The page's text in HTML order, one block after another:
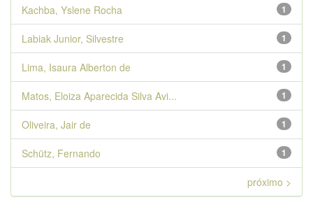
1
Kachba, Yslene Rocha
1
Labiak Junior, Silvestre
1
Lima, Isaura Alberton de
1
Matos, Eloiza Aparecida Silva Avi...
1
Oliveira, Jair de
1
Schütz, Fernando
próximo >